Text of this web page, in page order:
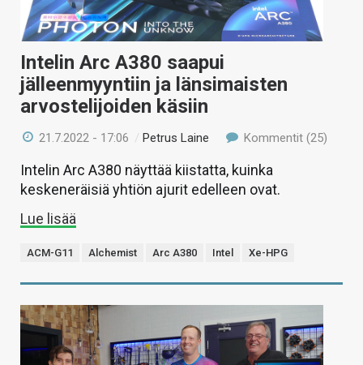
Intelin Arc A380 saapui
jälleenmyyntiin ja länsimaisten
arvostelijoiden käsiin
21.7.2022 - 17:06 / Petrus Laine Kommentit (25)
Intelin Arc A380 näyttää kiistatta, kuinka
keskeneräisiä yhtiön ajurit edelleen ovat.
Lue lisää
ACM-G11 Alchemist Arc A380 Intel Xe-HPG